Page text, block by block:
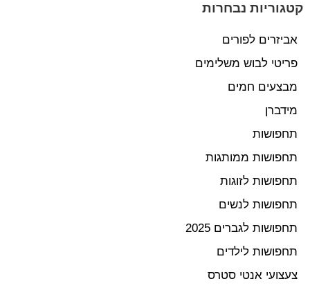
קטגוריות נבחרות
אביזרים לפורים
פריטי לבוש משלימים
מבצעים חמים
מידברן
תחפושות
תחפושות ממותגות
תחפושות לזוגות
תחפושות לנשים
תחפושות לגברים 2025
תחפושות לילדים
צעצועי אנטי סטרס